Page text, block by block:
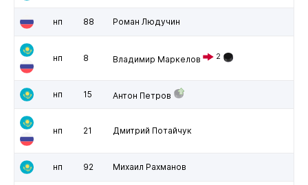
нп 88 Роман Людучин
нп 8 Владимир Маркелов 2
нп 15 Антон Петров
нп 21 Дмитрий Потайчук
нп 92 Михаил Рахманов